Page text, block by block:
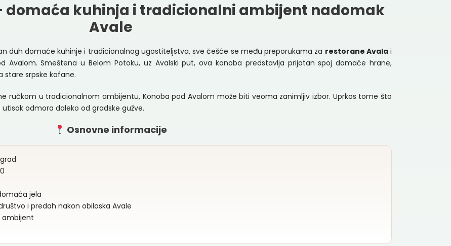
domaća kuhinja i tradicionalni ambijent nadomak
Avale
duh domaće kuhinje i tradicionalnog ugostiteljstva, sve češće se među preporukama za restorane Avalai
Avalom. Smeštena u Belom Potoku, uz Avalski put, ova konoba predstavlja prijatan spoj domaće hrane,
srpske kafane.
ručkom u tradicionalnom ambijentu, Konoba pod Avalom može biti veoma zanimljiv izbor. Uprkos tome što
odmora daleko od gradske gužve.
Osnovne informacije
jela
i predah nakon obilaska Avale
ambijent